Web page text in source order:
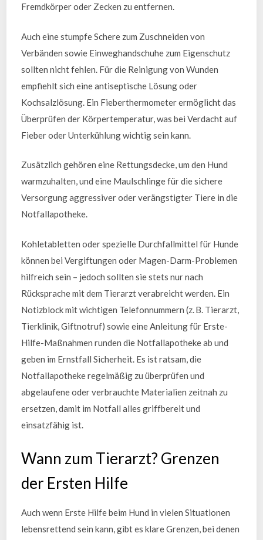
Fremdkörper oder Zecken zu entfernen.
Auch eine stumpfe Schere zum Zuschneiden von
Verbänden sowie Einweghandschuhe zum Eigenschutz
sollten nicht fehlen. Für die Reinigung von Wunden
empfiehlt sich eine antiseptische Lösung oder
Kochsalzlösung. Ein Fieberthermometer ermöglicht das
Überprüfen der Körpertemperatur, was bei Verdacht auf
Fieber oder Unterkühlung wichtig sein kann.
Zusätzlich gehören eine Rettungsdecke, um den Hund
warmzuhalten, und eine Maulschlinge für die sichere
Versorgung aggressiver oder verängstigter Tiere in die
Notfallapotheke.
Kohletabletten oder spezielle Durchfallmittel für Hunde
können bei Vergiftungen oder Magen-Darm-Problemen
hilfreich sein – jedoch sollten sie stets nur nach
Rücksprache mit dem Tierarzt verabreicht werden. Ein
Notizblock mit wichtigen Telefonnummern (z. B. Tierarzt,
Tierklinik, Giftnotruf) sowie eine Anleitung für Erste-
Hilfe-Maßnahmen runden die Notfallapotheke ab und
geben im Ernstfall Sicherheit. Es ist ratsam, die
Notfallapotheke regelmäßig zu überprüfen und
abgelaufene oder verbrauchte Materialien zeitnah zu
ersetzen, damit im Notfall alles griffbereit und
einsatzfähig ist.
Wann zum Tierarzt? Grenzen
der Ersten Hilfe
Auch wenn Erste Hilfe beim Hund in vielen Situationen
lebensrettend sein kann, gibt es klare Grenzen, bei denen